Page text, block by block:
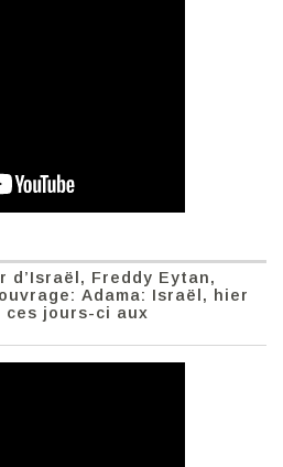
d’Israël, Freddy Eytan,
Adama: Israël, hier
ces jours-ci aux